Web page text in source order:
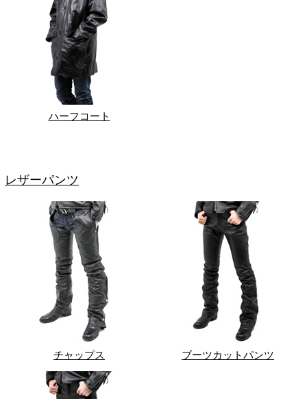
ハーフコート
レザーパンツ
チャップス ブーツカットパンツ